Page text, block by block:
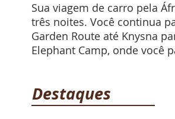
Sua viagem de carro pela
três noites. Você continua
Garden Route até Knysna
Elephant Camp, onde você
Destaques